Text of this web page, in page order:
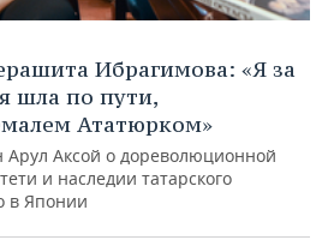
Ибрагимова: «Я за
шла по пути,
Ататюрком»
Аксой о дореволюционной
и наследии татарского
в Японии